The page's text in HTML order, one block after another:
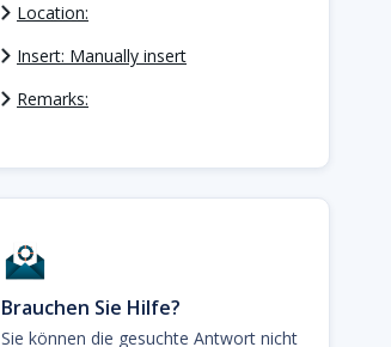
Location:
Insert: Manually insert
Remarks:
Brauchen Sie Hilfe?
Sie können die gesuchte Antwort nicht